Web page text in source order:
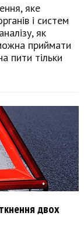
яке
і систем
як
приймати
пити тільки
двох